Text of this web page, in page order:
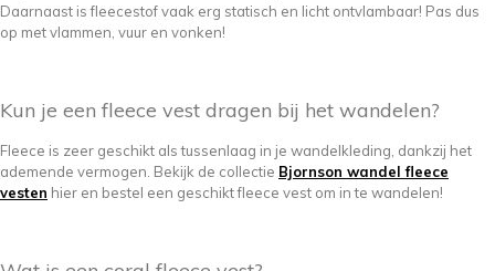
Daarnaast is fleecestof vaak erg statisch en licht ontvlambaar! Pas dus
op met vlammen, vuur en vonken!
Kun je een fleece vest dragen bij het wandelen?
Fleece is zeer geschikt als tussenlaag in je wandelkleding, dankzij het
ademende vermogen. Bekijk de collectie Bjornson wandel fleece
vesten hier en bestel een geschikt fleece vest om in te wandelen!